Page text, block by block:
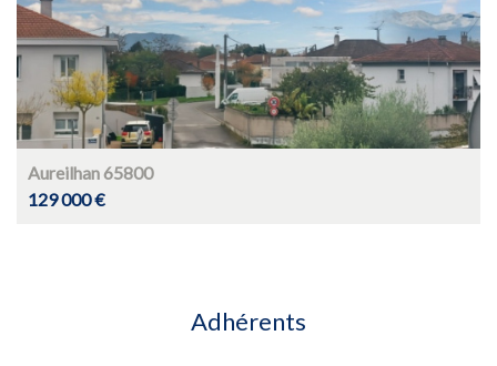
Aureilhan 65800
129 000 €
Adhérents